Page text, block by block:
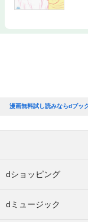
漫画無料試し読みならdブッ
dショッピング
dミュージック